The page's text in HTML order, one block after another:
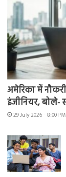
अमेरिका में
इंजीनियर, बोले-
29 July 2026 - 8:00 PM